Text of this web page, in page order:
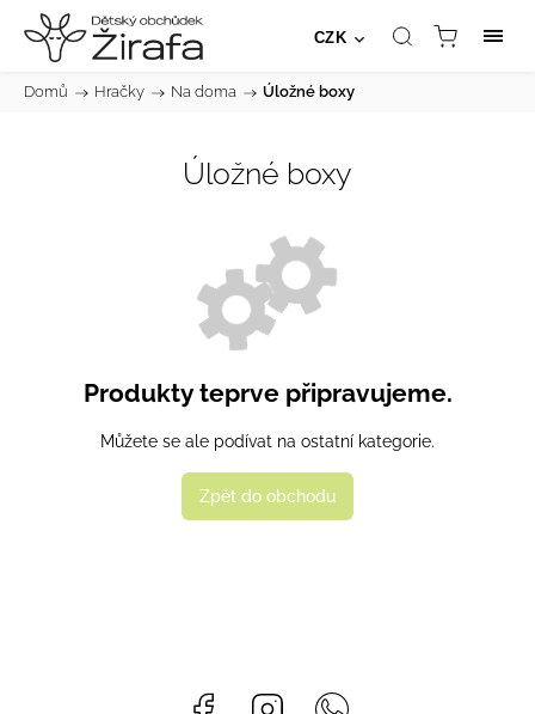
CZK
Domů / Hračky / Na doma / Úložné boxy
Úložné boxy
Produkty teprve připravujeme.
Můžete se ale podívat na ostatní kategorie.
Zpět do obchodu
Facebook Instagram